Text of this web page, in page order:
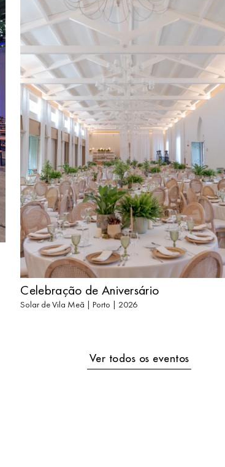
Celebração de Aniversário
Solar de Vila Meã | Porto | 2026
Ver todos os eventos